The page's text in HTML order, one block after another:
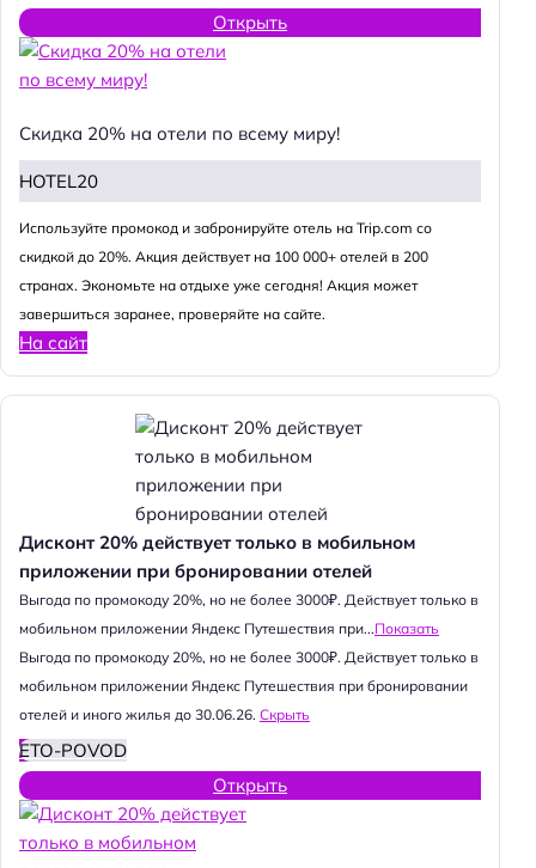
Открыть
Скидка 20% на отели по всему миру!
HOTEL20
Используйте промокод и забронируйте отель на Trip.com со
скидкой до 20%. Акция действует на 100 000+ отелей в 200
странах. Экономьте на отдыхе уже сегодня! Акция может
завершиться заранее, проверяйте на сайте.
На сайт
Дисконт 20% действует только в мобильном
приложении при бронировании отелей
Выгода по промокоду 20%, но не более 3000₽. Действует только в
мобильном приложении Яндекс Путешествия при...Показать
Выгода по промокоду 20%, но не более 3000₽. Действует только в
мобильном приложении Яндекс Путешествия при бронировании
отелей и иного жилья до 30.06.26. Скрыть
ETO-POVOD
Открыть